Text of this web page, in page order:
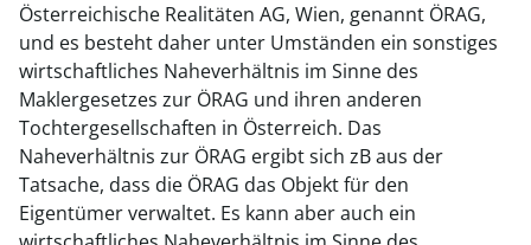
Österreichische Realitäten AG, Wien, genannt ÖRAG,
und es besteht daher unter Umständen ein sonstiges
wirtschaftliches Naheverhältnis im Sinne des
Maklergesetzes zur ÖRAG und ihren anderen
Tochtergesellschaften in Österreich. Das
Naheverhältnis zur ÖRAG ergibt sich zB aus der
Tatsache, dass die ÖRAG das Objekt für den
Eigentümer verwaltet. Es kann aber auch ein